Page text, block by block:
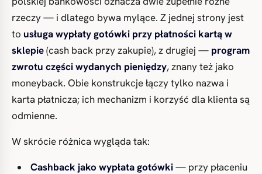
rzeczy — i dlatego bywa mylące. Z jednej strony jest
to usługa wypłaty gotówki przy płatności kartą w
sklepie(cash back przy zakupie), z drugiej — program
zwrotu części wydanych pieniędzy, znany też jako
moneyback. Obie konstrukcje łączy tylko nazwa i
karta płatnicza; ich mechanizm i korzyść dla klienta są
odmienne.
W skrócie różnica wygląda tak:
Cashback jako wypłata gotówki— przy płaceniu